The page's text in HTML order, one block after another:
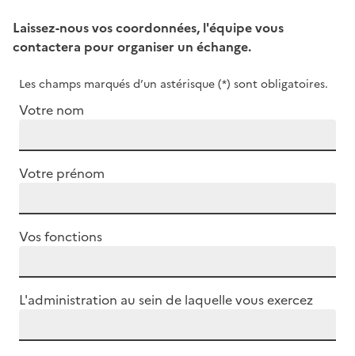
Laissez-nous vos coordonnées, l'équipe vous
contactera pour organiser un échange.
Les champs marqués d’un astérisque (*) sont obligatoires.
Votre nom
Votre prénom
Vos fonctions
L'administration au sein de laquelle vous exercez